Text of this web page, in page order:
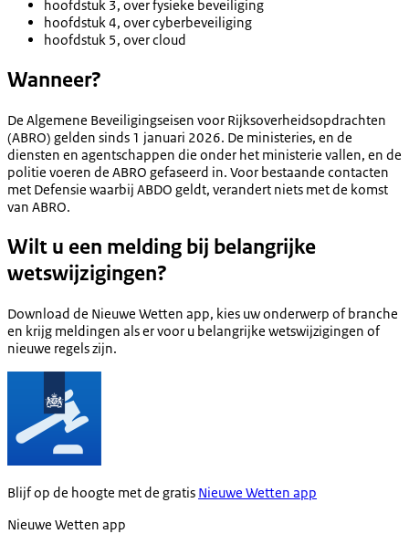
hoofdstuk 3, over fysieke beveiliging
hoofdstuk 4, over cyberbeveiliging
hoofdstuk 5, over cloud
Wanneer?
De Algemene Beveiligingseisen voor Rijksoverheidsopdrachten
(ABRO) gelden sinds 1 januari 2026. De ministeries, en de
diensten en agentschappen die onder het ministerie vallen, en de
politie voeren de ABRO gefaseerd in. Voor bestaande contacten
met Defensie waarbij ABDO geldt, verandert niets met de komst
van ABRO.
Wilt u een melding bij belangrijke
wetswijzigingen?
Download de Nieuwe Wetten app, kies uw onderwerp of branche
en krijg meldingen als er voor u belangrijke wetswijzigingen of
nieuwe regels zijn.
Blijf op de hoogte met de gratis Nieuwe Wetten app
Nieuwe Wetten app